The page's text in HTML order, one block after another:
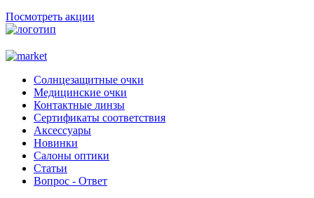
Посмотреть акции
Солнцезащитные очки
Медицинские очки
Контактные линзы
Сертификаты соответствия
Аксессуары
Новинки
Салоны оптики
Статьи
Вопрос - Ответ